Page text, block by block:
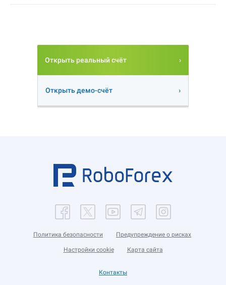
Открыть реальный счёт
Открыть демо-счёт
Политика безопасности Предупреждение о рисках
Настройки cookie Карта сайта
Контакты